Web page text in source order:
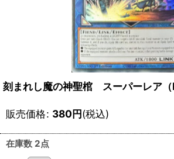
刻まれし魔の神聖棺 スーパーレア（
販売価格: 380円(税込)
在庫数 2点